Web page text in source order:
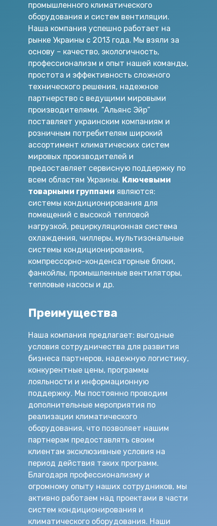
промышленного климатического
оборудования и систем вентиляции.
Наша компания успешно работает на
рынке Украины с 2013 года. Мы взяли за
основу – качество, экологичность,
профессионализм и опыт нашей команды,
простота и эффективность сложного
технического решения, надежное
партнерство с ведущими мировыми
производителями. “Альянс Эйр”
поставляет украинским компаниям и
розничным потребителям широкий
ассортимент климатических систем
мировых производителей и
предоставляет сервисную поддержку по
всем областям Украины. Ключевыми
товарными группами являются:
системы кондиционирования для
помещений с высокой тепловой
нагрузкой, рециркуляционная система
охлаждения, чиллеры, мультизональные
системы кондиционирования,
компрессорно-конденсаторные блоки,
фанкойлы, промышленные вентиляторы,
тепловые насосы и др.
Преимущества
Наша компания предлагает: выгодные
условия сотрудничества для развития
бизнеса партнеров, надежную логистику,
конкурентные цены, программы
лояльности и информационную
поддержку. Мы постоянно проводим
дополнительные мероприятия по
реализации климатического
оборудования, что позволяет нашим
партнерам предоставлять своим
клиентам эксклюзивные условия на
период действия таких программ.
Благодаря профессионализму и
огромному опыту наших сотрудников, мы
активно работаем над проектами в части
систем кондиционирования и
климатического оборудования. Наши